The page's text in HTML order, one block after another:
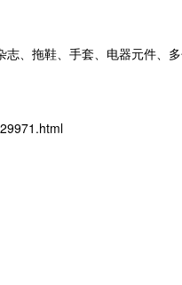
、拖鞋、手套、电器元件、